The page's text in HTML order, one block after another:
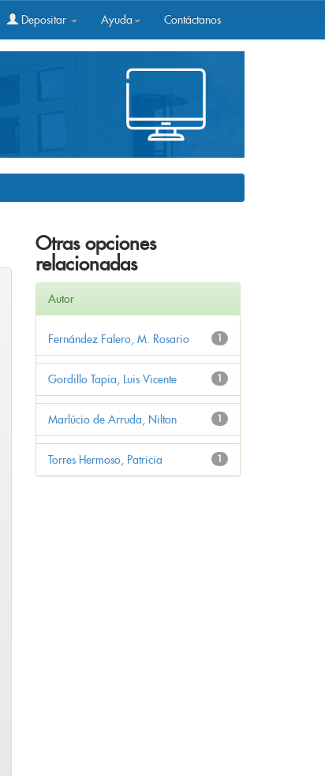
Depositar Ayuda Contáctanos
Otras opciones
relacionadas
Autor
1
Fernández Falero, M. Rosario
1
Gordillo Tapia, Luis Vicente
1
Marlúcio de Arruda, Nilton
1
Torres Hermoso, Patricia